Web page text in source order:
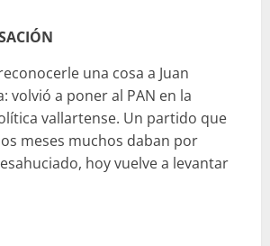
una cosa a Juan
volvió a poner al PAN en la
vallartense. Un partido que
meses muchos daban por
hoy vuelve a levantar